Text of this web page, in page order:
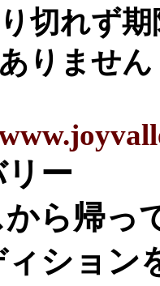
切れず
りません
リー
から帰っ
ィショ